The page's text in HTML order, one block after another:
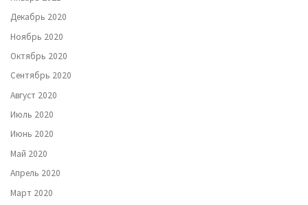
Декабрь 2020
Ноябрь 2020
Октябрь 2020
Сентябрь 2020
Август 2020
Июль 2020
Июнь 2020
Май 2020
Апрель 2020
Март 2020